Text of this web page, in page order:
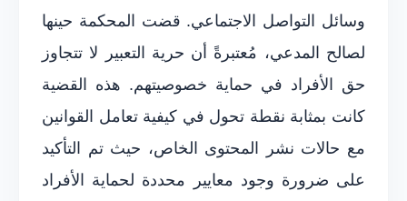
وسائل التواصل الاجتماعي. قضت المحكمة حينها
لصالح المدعي، مُعتبرةً أن حرية التعبير لا تتجاوز
حق الأفراد في حماية خصوصيتهم. هذه القضية
كانت بمثابة نقطة تحول في كيفية تعامل القوانين
مع حالات نشر المحتوى الخاص، حيث تم التأكيد
على ضرورة وجود معايير محددة لحماية الأفراد